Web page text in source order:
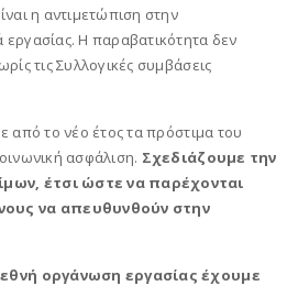
η αντιμετώπιση στην
Η παραβατικότητα δεν
τις Συλλογικές συμβάσεις
από το νέο έτος τα πρόστιμα του
ασφάλιση. Σχεδιάζουμε την
έτσι ώστε να παρέχονται
να απευθυνθούν στην
οργάνωση εργασίας έχουμε